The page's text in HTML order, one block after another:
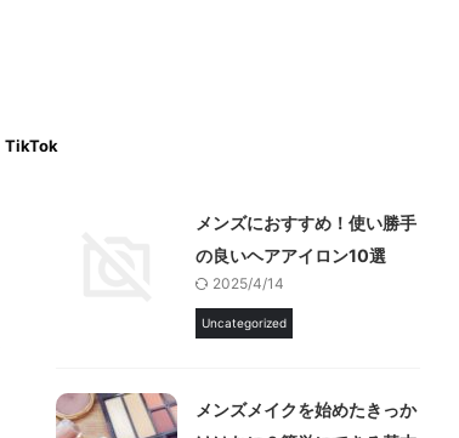
TikTok
メンズにおすすめ！使い勝手
の良いヘアアイロン10選
2025/4/14
Uncategorized
メンズメイクを始めたきっか